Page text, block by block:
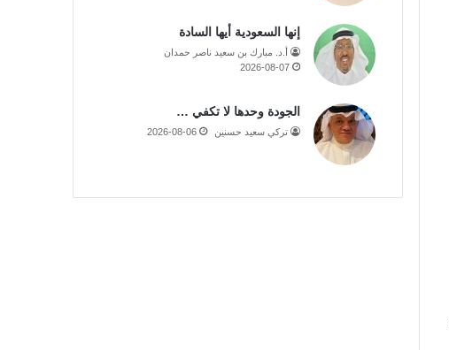
إنها السعودية أيها السادة
أ.د. مبارك بن سعيد ناصر حمدان
2026-08-07
الجودة وحدها لا تكفي …
تركي سعيد حسنين 2026-08-06